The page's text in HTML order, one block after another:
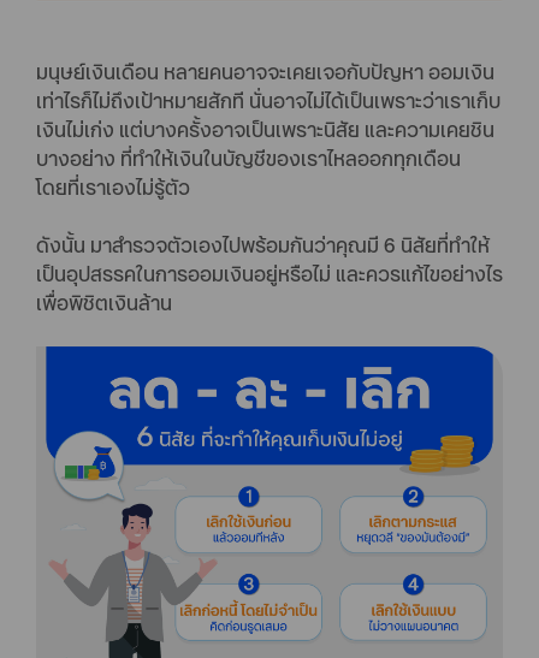
มนุษย์เงินเดือน หลายคนอาจจะเคยเจอกับปัญหา ออมเงิน
เท่าไรก็ไม่ถึงเป้าหมายสักที นั่นอาจไม่ได้เป็นเพราะว่าเราเก็บ
เงินไม่เก่ง แต่บางครั้งอาจเป็นเพราะนิสัย และความเคยชิน
บางอย่าง ที่ทำให้เงินในบัญชีของเราไหลออกทุกเดือน
โดยที่เราเองไม่รู้ตัว
ดังนั้น มาสำรวจตัวเองไปพร้อมกันว่าคุณมี 6 นิสัยที่ทำให้
เป็นอุปสรรคในการออมเงินอยู่หรือไม่ และควรแก้ไขอย่างไร
เพื่อพิชิตเงินล้าน